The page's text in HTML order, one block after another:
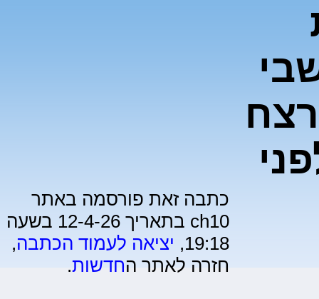
כתבה זאת פורסמה באתר
ch10 בתאריך 12-4-26 בשעה
19:18, יציאה לעמוד הכתבה,
חזרה לאתר החדשות.